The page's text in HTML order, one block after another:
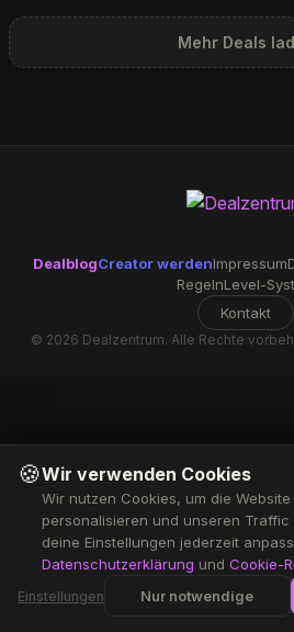
Mehr Deals
DealblogCreator werdenImpressum
RegelnLevel-
Kontakt
© 2026 Dealzentrum. Alle Rechte
🍪Wir verwenden Cookies
Wir nutzen Cookies, um die
personalisieren und unseren
deine Einstellungen jederzeit
Datenschutzerklärung und Cookie-
Einstellungen Nur notwendige